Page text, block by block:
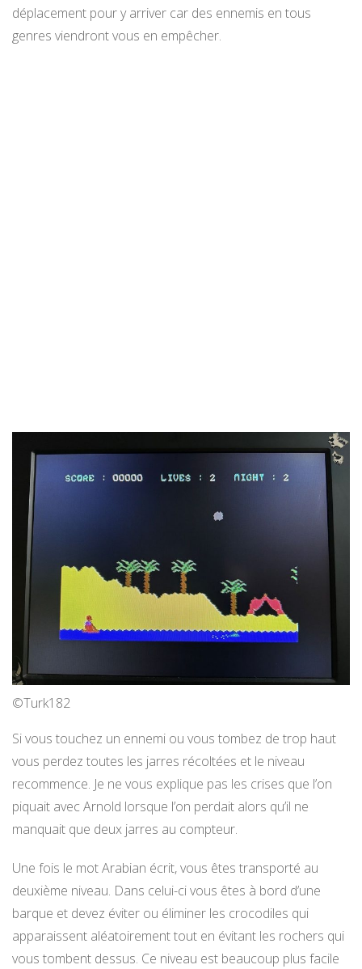
déplacement pour y arriver car des ennemis en tous
genres viendront vous en empêcher.
©Turk182
Si vous touchez un ennemi ou vous tombez de trop haut
vous perdez toutes les jarres récoltées et le niveau
recommence. Je ne vous explique pas les crises que l’on
piquait avec Arnold lorsque l’on perdait alors qu’il ne
manquait que deux jarres au compteur.
Une fois le mot Arabian écrit, vous êtes transporté au
deuxième niveau. Dans celui-ci vous êtes à bord d’une
barque et devez éviter ou éliminer les crocodiles qui
apparaissent aléatoirement tout en évitant les rochers qui
vous tombent dessus. Ce niveau est beaucoup plus facile